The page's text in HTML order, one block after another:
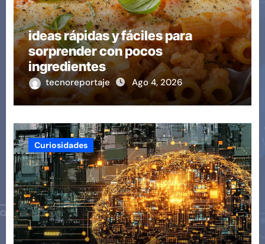
ideas rápidas y fáciles para
sorprender con pocos
ingredientes
tecnoreportaje Ago 4, 2026
Curiosidades